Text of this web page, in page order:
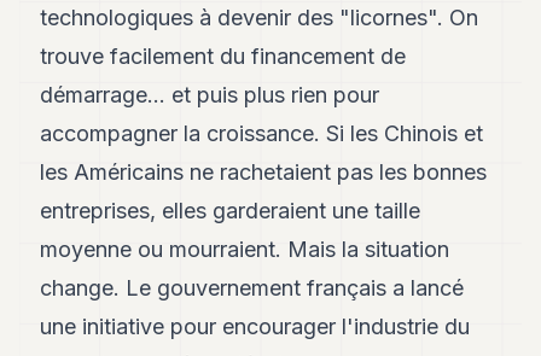
technologiques à devenir des "licornes". On
trouve facilement du financement de
démarrage… et puis plus rien pour
accompagner la croissance. Si les Chinois et
les Américains ne rachetaient pas les bonnes
entreprises, elles garderaient une taille
moyenne ou mourraient. Mais la situation
change. Le gouvernement français a lancé
une initiative pour encourager l'industrie du